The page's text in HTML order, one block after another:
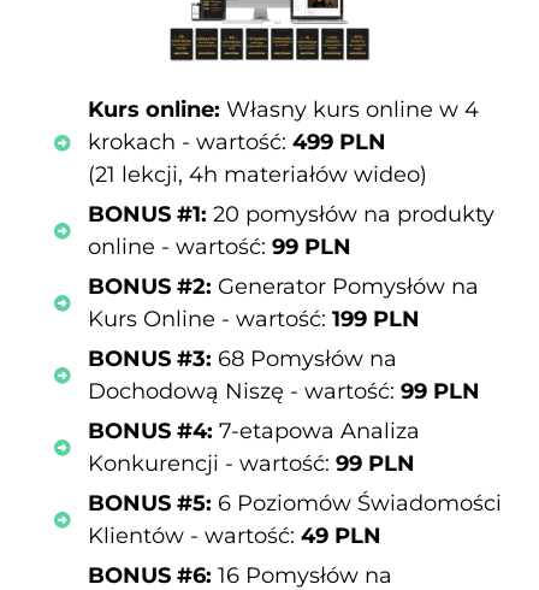
Kurs online: Własny kurs online w 4
krokach - wartość: 499 PLN
(21 lekcji, 4h materiałów wideo)
BONUS #1: 20 pomysłów na produkty
online - wartość: 99 PLN
BONUS #2: Generator Pomysłów na
Kurs Online - wartość: 199 PLN
BONUS #3: 68 Pomysłów na
Dochodową Niszę - wartość: 99 PLN
BONUS #4: 7-etapowa Analiza
Konkurencji - wartość: 99 PLN
BONUS #5: 6 Poziomów Świadomości
Klientów - wartość: 49 PLN
BONUS #6: 16 Pomysłów na